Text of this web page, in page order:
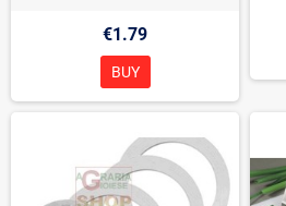
€1.79
BUY